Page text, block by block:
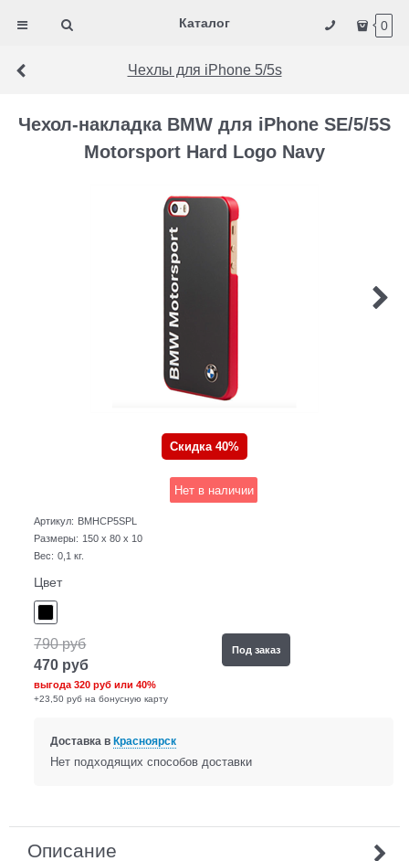
Каталог 0
Чехлы для iPhone 5/5s
Чехол-накладка BMW для iPhone SE/5/5S
Motorsport Hard Logo Navy
Скидка 40%
Нет в наличии
Артикул: BMHCP5SPL
Размеры: 150 x 80 x 10
Вес: 0,1 кг.
Цвет
790 руб
470 руб
выгода320 руб или40%
+23,50 руб на бонусную карту
Под заказ
Доставка в Красноярск
Нет подходящих способов доставки
Описание